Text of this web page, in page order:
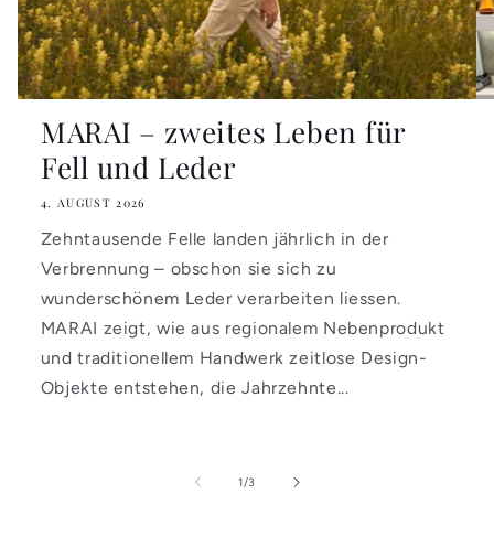
MARAI – zweites Leben für
Fell und Leder
4. AUGUST 2026
Zehntausende Felle landen jährlich in der
Verbrennung – obschon sie sich zu
wunderschönem Leder verarbeiten liessen.
MARAI zeigt, wie aus regionalem Nebenprodukt
und traditionellem Handwerk zeitlose Design-
Objekte entstehen, die Jahrzehnte...
1/von
3